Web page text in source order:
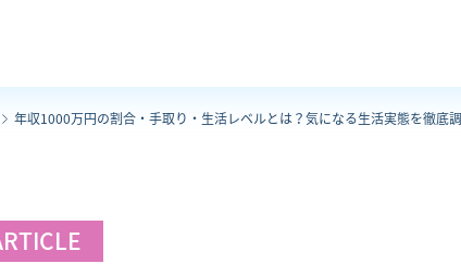
年収1000万円の割合・手取り・生活レベルとは？気になる生活実態を徹底